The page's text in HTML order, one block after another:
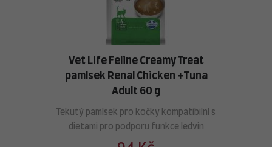
Vet Life Feline Creamy Treat
pamlsek Renal Chicken +Tuna
Adult 60 g
Tekutý pamlsek pro kočky kompatibilní s
dietami pro podporu funkce ledvin